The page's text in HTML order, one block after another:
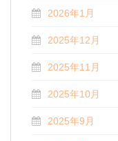
2026年1月
2025年12月
2025年11月
2025年10月
2025年9月